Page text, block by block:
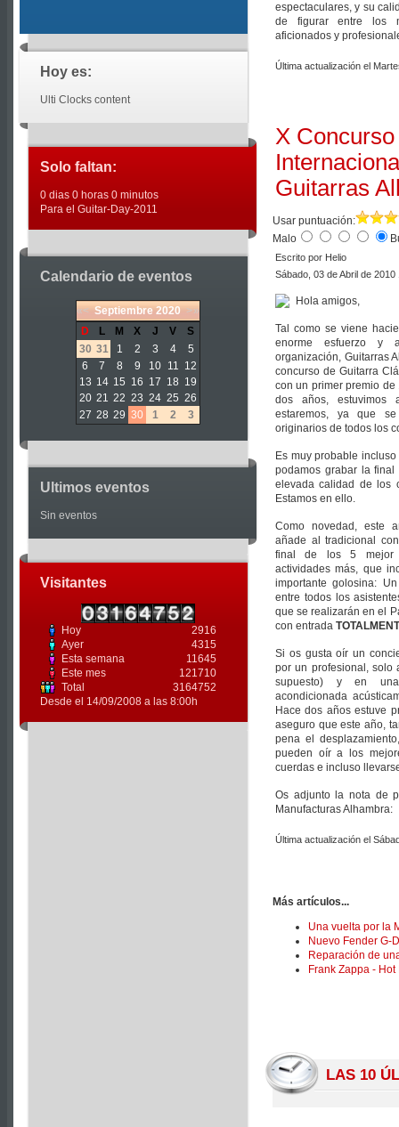
Hoy es:
Ulti Clocks content
Solo faltan:
0 dias 0 horas 0 minutos
Para el Guitar-Day-2011
Calendario de eventos
«< Septiembre 2020 > »
D
L M X J V
S
30 31 1 2 3 4
5
6
7 8 9 10 11 12
13 14 15 16 17 18 19
20 21 22 23 24 25 26
27 28 29 30 1 2 3
Ultimos eventos
Sin eventos
Visitantes
Hoy
2916
Ayer
4315
Esta semana
11645
Este mes
121710
Total
3164752
Desde el 14/09/2008 a las 8:00h
espectaculares, y su
de figurar entre los
aficionados y
Última actualización el
X Concurso
Guitarras
Usar puntuación:
Malo
Escrito por Helio
Sábado, 03 de Abril de 2010
Hola amigos,
Tal como se viene
enorme esfuerzo y
organización, Guitarras
concurso de Guitarra
con un primer premio
dos años,
estaremos, ya que
originarios de todos los
Es muy probable
podamos grabar la
elevada calidad de los
Estamos en ello.
Como novedad, este
añade al tradicional
final de los 5 mejor
actividades más, que
importante golosina:
entre todos los
que se realizarán en el
con entrada
Si os gusta oír un
por un profesional, solo
supuesto) y en
acondicionada
Hace dos años estuve
aseguro que este año,
pena el
pueden oír a los
cuerdas e incluso
Os adjunto la nota de
Manufacturas Alhambra:
Última actualización el
Más artículos...
Una vuelta por la
Nuevo Fender G-
Reparación de
Frank Zappa -
LAS 10